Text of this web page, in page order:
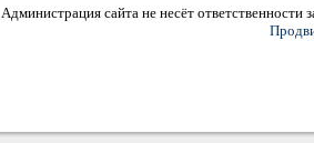
Администрация сайта не несёт ответственности